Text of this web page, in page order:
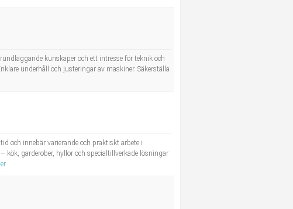
kunskaper och ett intresse för teknik och
underhåll och justeringar av maskiner. Säkerställa
och innebär varierande och praktiskt arbete i
garderober, hyllor och specialtillverkade lösningar